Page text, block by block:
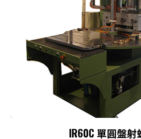
IR60C 單圓盤射